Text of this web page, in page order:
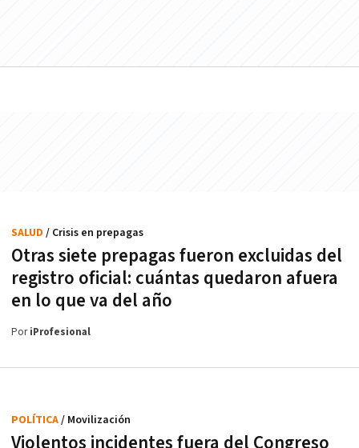
Otras siete prepagas fueron excluidas del
registro oficial: cuántas quedaron afuera
en lo que va del año
SALUD / Crisis en prepagas
PoriProfesional
Violentos incidentes fuera del Congreso
POLÍTICA/ Movilización